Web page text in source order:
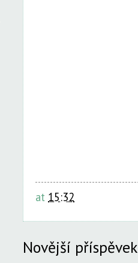
at 15:32
Novější příspěvek